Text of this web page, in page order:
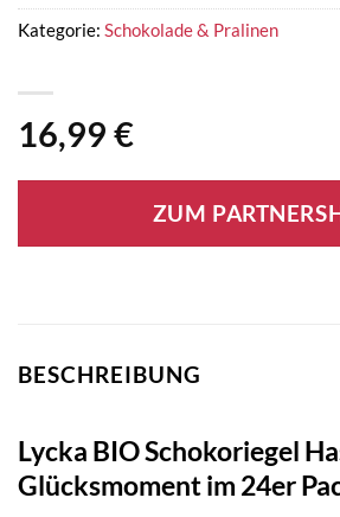
16,99 €
ZUM
Kategorie: Schokolade & Pralinen
BESCHREIBUNG
Lycka BIO Schokoriegel
Glücksmoment im 24er